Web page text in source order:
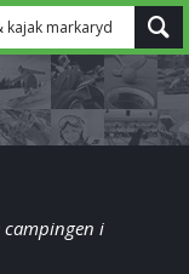
kajak markaryd
i